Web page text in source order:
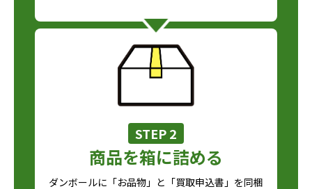
STEP 2
商品を箱に詰める
ダンボールに「お品物」と「買取申込書」を同梱